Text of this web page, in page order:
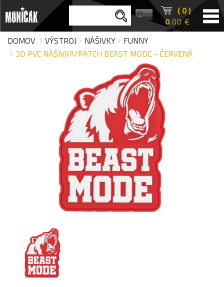
( 0 )
0.00 €
DOMOV
VÝSTROJ NÁŠIVKY
FUNNY
3D PVC NÁŠIVKA/PATCH BEAST MODE - ČERVENÁ